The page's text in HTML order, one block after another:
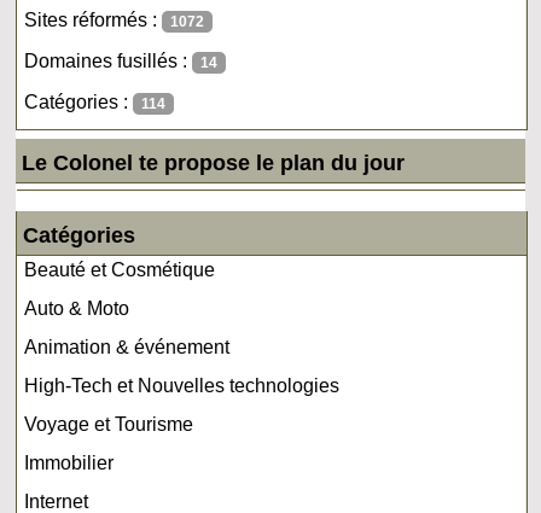
Sites réformés : 1072
Domaines fusillés : 14
Catégories : 114
Le Colonel te propose le plan du jour
Catégories
Beauté et Cosmétique
Auto & Moto
Animation & événement
High-Tech et Nouvelles technologies
Voyage et Tourisme
Immobilier
Internet